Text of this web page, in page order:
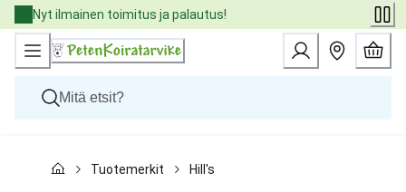
Skip
to
Content
Nyt ilmainen toimitus ja palautus!
Kissat
Tuotemerkit Hill's